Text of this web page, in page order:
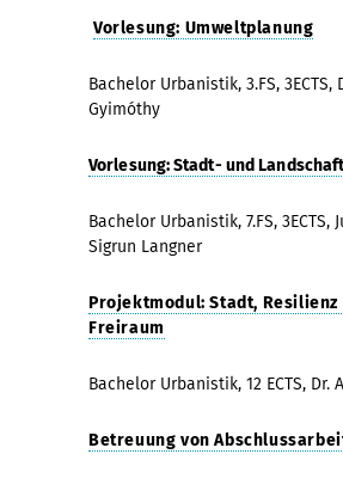
Vorlesung: Umweltplanung
Bachelor Urbanistik, 3.FS, 3ECTS,
Gyimóthy
Vorlesung: Stadt- und
Bachelor Urbanistik, 7.FS, 3ECTS,
Sigrun Langner
Projektmodul: Stadt, Resilienz
Freiraum
Bachelor Urbanistik, 12 ECTS, Dr.
Betreuung von